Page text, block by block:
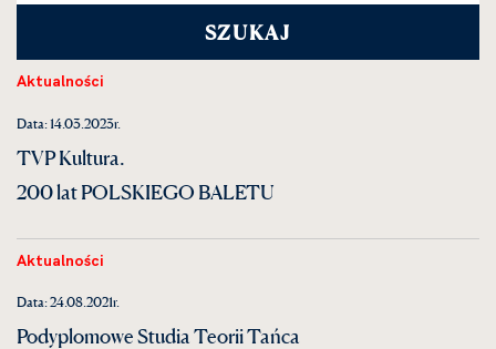
Aktualności
Data: 14.03.2023r.
TVP Kultura.
200 lat POLSKIEGO BALETU
Aktualności
Data: 24.08.2021r.
Podyplomowe Studia Teorii Tańca